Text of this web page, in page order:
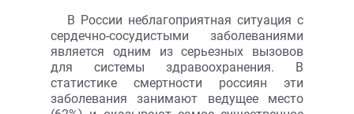
В России неблагоприятная ситуация с
сердечно-сосудистыми заболеваниями
является одним из серьезных вызовов
для системы здравоохранения. В
статистике смертности россиян эти
заболевания занимают ведущее место